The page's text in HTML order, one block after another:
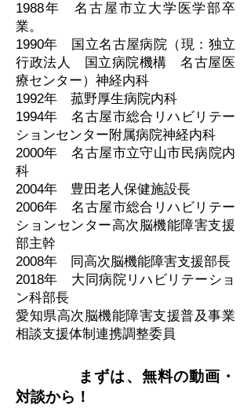
1988年 名古屋市立大学医学部卒
業。
1990年 国立名古屋病院（現：独立
行政法人 国立病院機構 名古屋医
療センター）神経内科
1992年 菰野厚生病院内科
1994年 名古屋市総合リハビリテー
ションセンター附属病院神経内科
2000年 名古屋市立守山市民病院内
科
2004年 豊田老人保健施設長
2006年 名古屋市総合リハビリテー
ションセンター高次脳機能障害支援
部主幹
2008年 同高次脳機能障害支援部長
2018年 大同病院リハビリテーショ
ン科部長
愛知県高次脳機能障害支援普及事業
相談支援体制連携調整委員
まずは、無料の動画・
対談から！